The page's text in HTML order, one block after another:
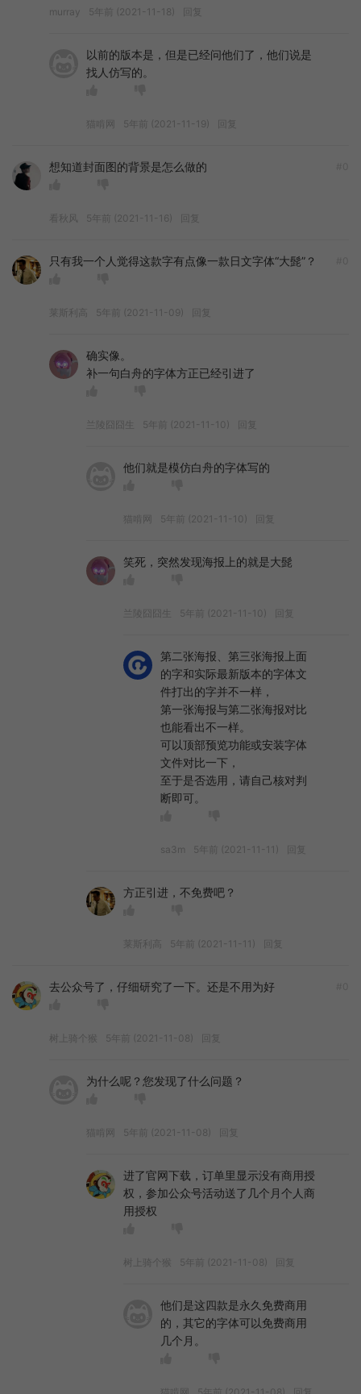
murray 5年前 (2021-11-18) 回复
以前的版本是，但是已经问他们了，他们说是
找人仿写的。
猫啃网 5年前 (2021-11-19) 回复
想知道封面图的背景是怎么做的
看秋风 5年前 (2021-11-16) 回复
只有我一个人觉得这款字有点像一款日文字体“大髭”？
莱斯利高 5年前 (2021-11-09) 回复
确实像。
补一句白舟的字体方正已经引进了
兰陵囧囧生 5年前 (2021-11-10) 回复
他们就是模仿白舟的字体写的
猫啃网 5年前 (2021-11-10) 回复
笑死，突然发现海报上的就是大髭
兰陵囧囧生 5年前 (2021-11-10) 回复
第二张海报、第三张海报上面
的字和实际最新版本的字体文
件打出的字并不一样，
第一张海报与第二张海报对比
也能看出不一样。
可以顶部预览功能或安装字体
文件对比一下，
至于是否选用，请自己核对判
断即可。
sa3m 5年前 (2021-11-11) 回复
方正引进，不免费吧？
莱斯利高 5年前 (2021-11-11) 回复
去公众号了，仔细研究了一下。还是不用为好
树上骑个猴 5年前 (2021-11-08) 回复
为什么呢？您发现了什么问题？
猫啃网 5年前 (2021-11-08) 回复
进了官网下载，订单里显示没有商用授
权，参加公众号活动送了几个月个人商
用授权
树上骑个猴 5年前 (2021-11-08) 回复
他们是这四款是永久免费商用
的，其它的字体可以免费商用
几个月。